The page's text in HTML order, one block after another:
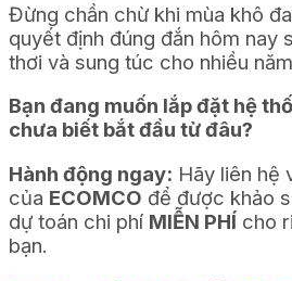
Đừng chần chừ khi mùa khô
quyết định đúng đắn hôm nay
thơi và sung túc cho nhiều
Bạn đang muốn lắp đặt hệ
chưa biết bắt đầu từ đâu?
Hành động ngay: Hãy liên hệ
của ECOMCO để được khảo
dự toán chi phí MIỄN PHÍ cho
bạn.